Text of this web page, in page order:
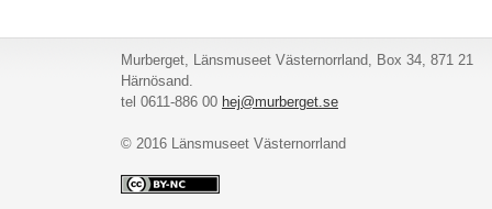
Murberget, Länsmuseet Västernorrland, Box 34, 871 21
Härnösand.
tel 0611-886 00 hej@murberget.se
© 2016 Länsmuseet Västernorrland